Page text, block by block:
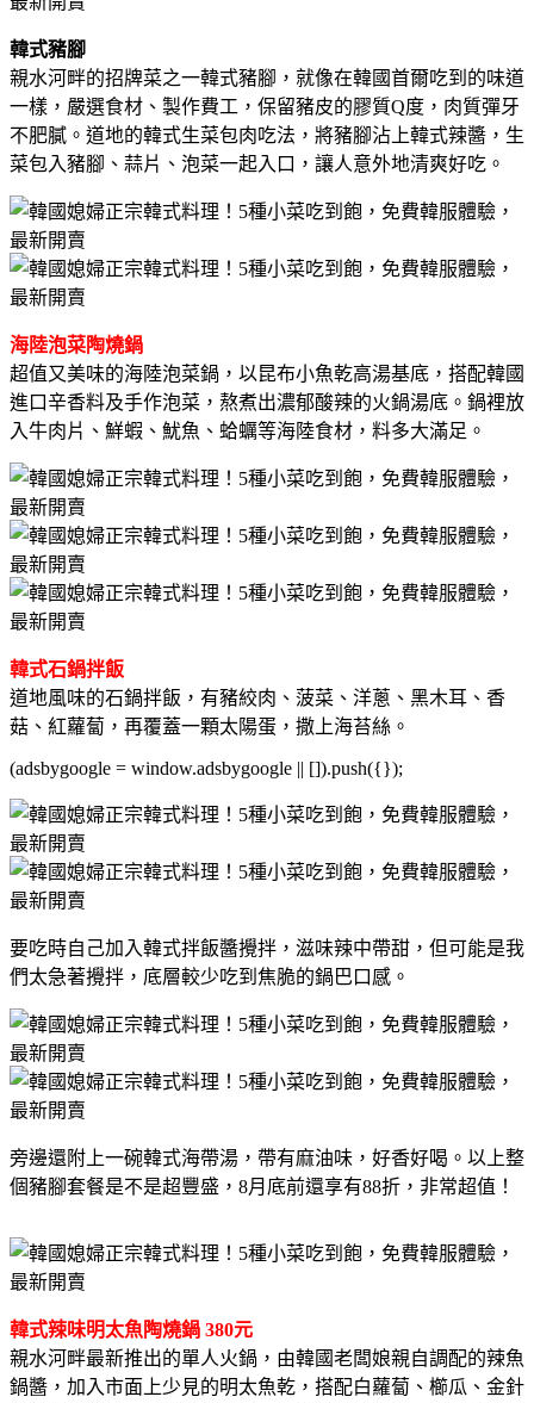
韓式豬腳
親水河畔的招牌菜之一韓式豬腳，就像在韓國首爾吃到的味道
一樣，嚴選食材、製作費工，保留豬皮的膠質Q度，肉質彈牙
不肥膩。道地的韓式生菜包肉吃法，將豬腳沾上韓式辣醬，生
菜包入豬腳、蒜片、泡菜一起入口，讓人意外地清爽好吃。
海陸泡菜陶燒鍋
超值又美味的海陸泡菜鍋，以昆布小魚乾高湯基底，搭配韓國
進口辛香料及手作泡菜，熬煮出濃郁酸辣的火鍋湯底。鍋裡放
入牛肉片、鮮蝦、魷魚、蛤蠣等海陸食材，料多大滿足。
韓式石鍋拌飯
道地風味的石鍋拌飯，有豬絞肉、菠菜、洋蔥、黑木耳、香
菇、紅蘿蔔，再覆蓋一顆太陽蛋，撒上海苔絲。
(adsbygoogle = window.adsbygoogle || []).push({});
要吃時自己加入韓式拌飯醬攪拌，滋味辣中帶甜，但可能是我
們太急著攪拌，底層較少吃到焦脆的鍋巴口感。
旁邊還附上一碗韓式海帶湯，帶有麻油味，好香好喝。以上整
個豬腳套餐是不是超豐盛，8月底前還享有88折，非常超值！
韓式辣味明太魚陶燒鍋 380元
親水河畔最新推出的單人火鍋，由韓國老闆娘親自調配的辣魚
鍋醬，加入市面上少見的明太魚乾，搭配白蘿蔔、櫛瓜、金針